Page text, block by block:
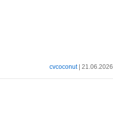
cvcoconut| 21.06.2026